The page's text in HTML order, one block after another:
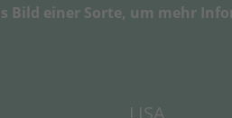
Bild einer Sorte, um mehr
LISA